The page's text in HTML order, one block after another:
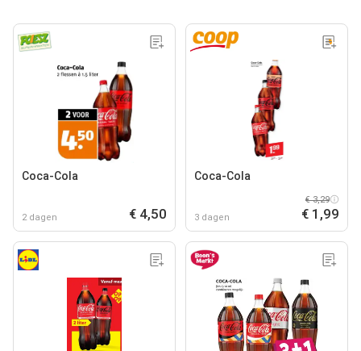
Coca-Cola
2 dagen € 4,50
Coca-Cola
3 dagen
€ 3,29
€ 1,99